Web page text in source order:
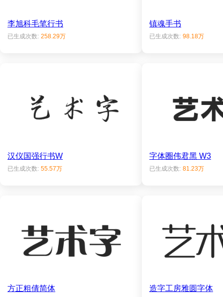
李旭科毛笔行书
已生成次数: 258.29万
镇魂手书
已生成次数: 98.18万
汉仪国强行书W
已生成次数: 55.57万
字体圈伟君黑 W3
已生成次数: 81.23万
方正粗倩简体 造字工房雅圆字体